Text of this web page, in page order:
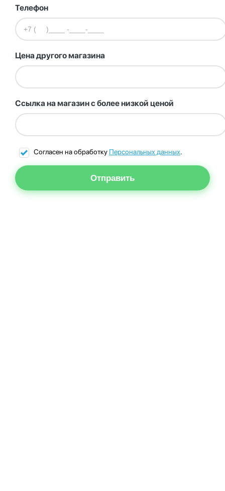
Телефон
Цена другого магазина
Ссылка на магазин с более низкой ценой
Согласен на обработку Персональных данных.
Отправить